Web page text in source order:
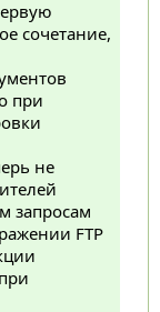
сочетание,
при
не
запросам
FTP